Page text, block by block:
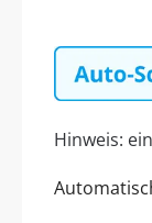
Hinweis: